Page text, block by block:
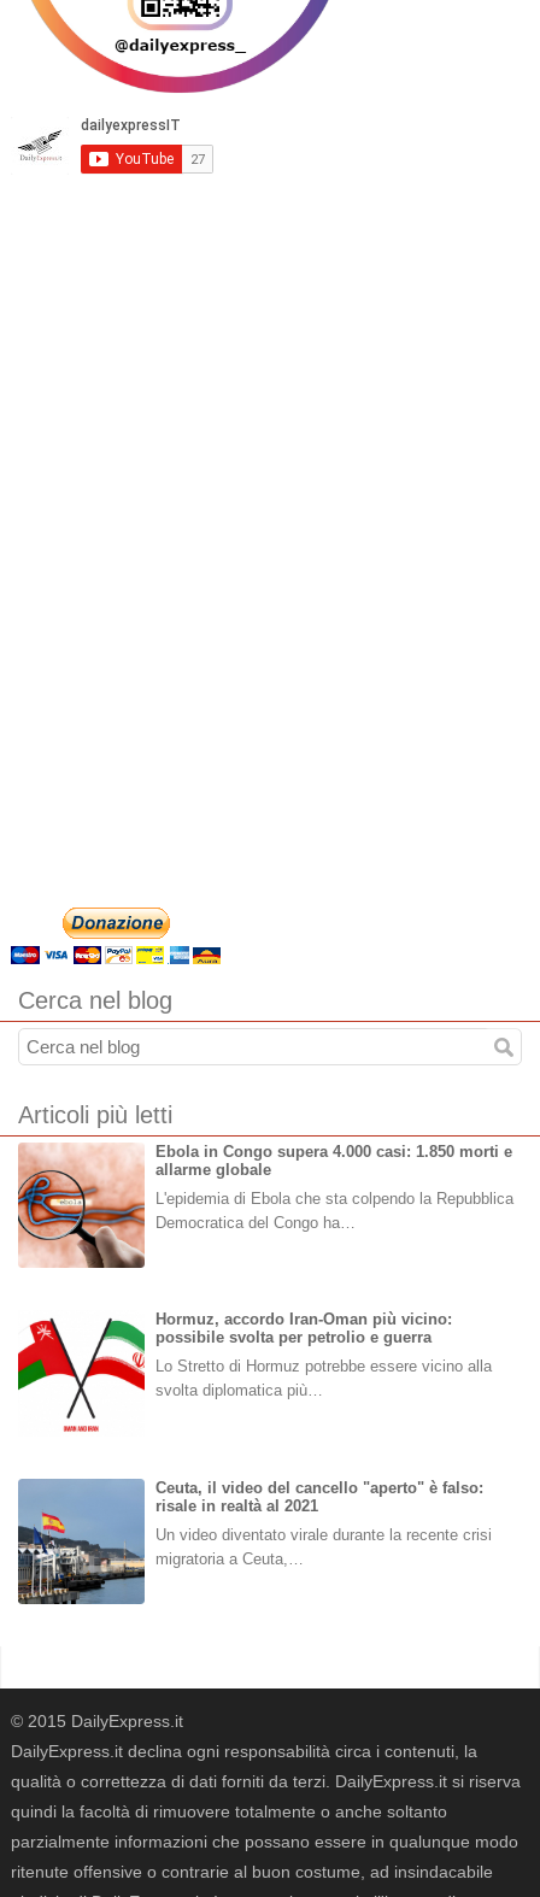
Cerca nel blog
Articoli più letti
Ebola in Congo supera 4.000 casi: 1.850 morti e
allarme globale
L'epidemia di Ebola che sta colpendo la Repubblica
Democratica del Congo ha…
Hormuz, accordo Iran-Oman più vicino:
possibile svolta per petrolio e guerra
Lo Stretto di Hormuz potrebbe essere vicino alla
svolta diplomatica più…
Ceuta, il video del cancello "aperto" è falso:
risale in realtà al 2021
Un video diventato virale durante la recente crisi
migratoria a Ceuta,…
© 2015 DailyExpress.it
DailyExpress.it declina ogni responsabilità circa i contenuti, la
qualità o correttezza di dati forniti da terzi. DailyExpress.it si riserva
quindi la facoltà di rimuovere totalmente o anche soltanto
parzialmente informazioni che possano essere in qualunque modo
ritenute offensive o contrarie al buon costume, ad insindacabile